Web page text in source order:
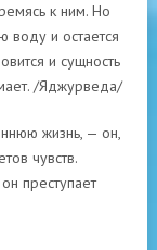
к ним. Но
воду и остается
и сущность
/Яджурведа/
жизнь, — он,
чувств.
преступает